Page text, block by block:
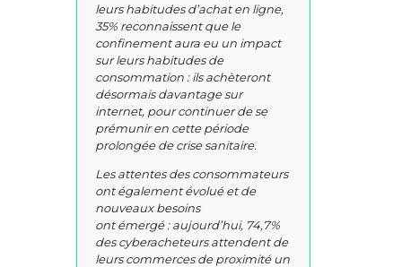
leurs habitudes d’achat en ligne,
35% reconnaissent que le
confinement aura eu un impact
sur leurs habitudes de
consommation : ils achèteront
désormais davantage sur
internet, pour continuer de se
prémunir en cette période
prolongée de crise sanitaire.
Les attentes des consommateurs
ont également évolué et de
nouveaux besoins
ont émergé : aujourd’hui, 74,7%
des cyberacheteurs attendent de
leurs commerces de proximité un